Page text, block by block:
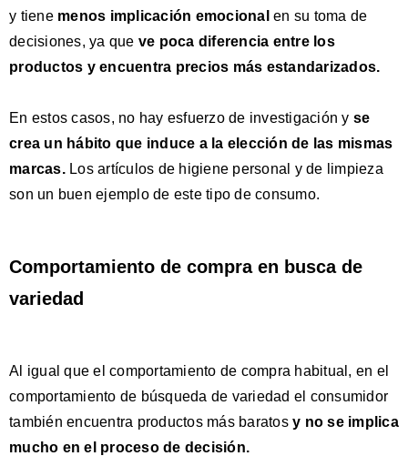
y tiene menos implicación emocional en su toma de
decisiones, ya que ve poca diferencia entre los
productos y encuentra precios más estandarizados.
En estos casos, no hay esfuerzo de investigación y se
crea un hábito que induce a la elección de las mismas
marcas. Los artículos de higiene personal y de limpieza
son un buen ejemplo de este tipo de consumo.
Comportamiento de compra en busca de
variedad
Al igual que el comportamiento de compra habitual, en el
comportamiento de búsqueda de variedad el consumidor
también encuentra productos más baratos y no se implica
mucho en el proceso de decisión.